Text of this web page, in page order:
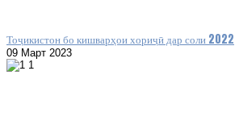
Тоҷикистон бо кишварҳои хориҷӣ дар соли 2022
09 Март 2023